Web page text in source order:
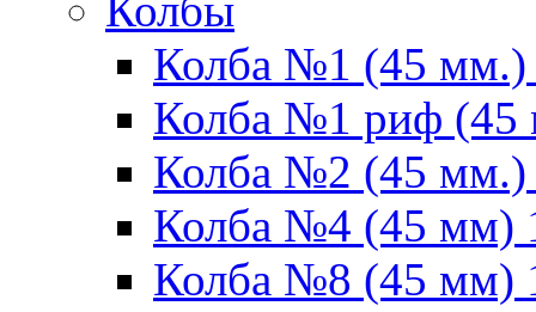
Колбы
Колба №1 (45 мм.)
Колба №1 риф (45
Колба №2 (45 мм.)
Колба №4 (45 мм)
Колба №8 (45 мм)